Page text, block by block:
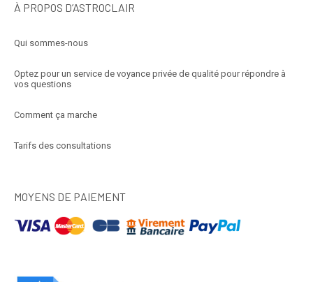
À PROPOS D’ASTROCLAIR
Qui sommes-nous
Optez pour un service de voyance privée de qualité pour répondre à
vos questions
Comment ça marche
Tarifs des consultations
MOYENS DE PAIEMENT